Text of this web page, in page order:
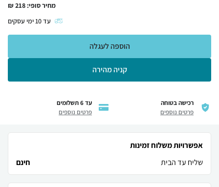
מחיר סופי: 218
₪
עד10 ימי עסקים
קניה מהירה
הוספה לעגלה
רכישה בטוחה
פרטים נוספים
עד 6 תשלומים
פרטים נוספים
אפשרויות משלוח זמינות
שליח עד הבית
חינם